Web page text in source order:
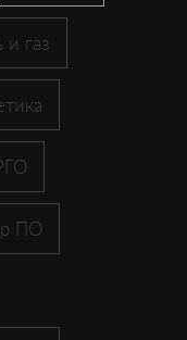
и газ
ПО